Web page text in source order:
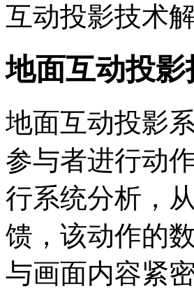
互动投影技术解
地面互动投影
地面互动投影
参与者进行动
行系统分析，
馈，该动作的
与画面内容紧